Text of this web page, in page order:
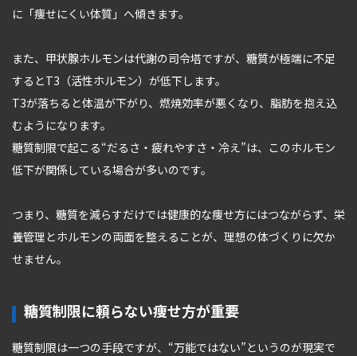
に「痩せにくい体質」へ傾きます。
また、甲状腺ホルモンは代謝の司令塔ですが、糖質が極端に不足
するとT3（活性ホルモン）が低下します。
T3が落ちると体温が下がり、燃焼効率が悪くなり、脂肪を抱え込
むようになります。
糖質制限で起こる“だるさ・疲れやすさ・冷え”は、このホルモン
低下が関係している場合が多いのです。
つまり、糖質を減らすだけでは健康的な痩せ方にはつながらず、栄
養管理とホルモンの両面を整えることが、理想の体づくりに欠か
せません。
糖質制限に頼らない痩せ方が重要
糖質制限は一つの手段ですが、“万能ではない”というのが現実で